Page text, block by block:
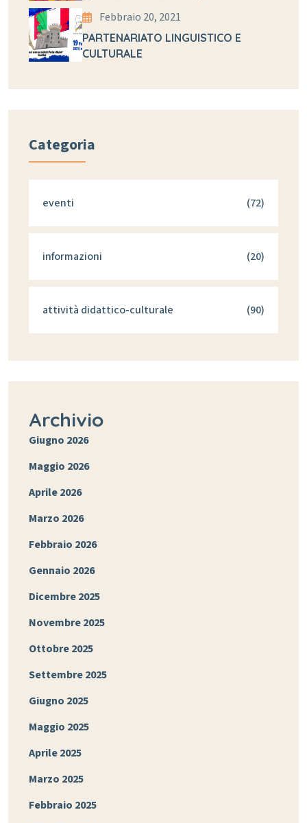
Febbraio 20, 2021
PARTENARIATO LINGUISTICO E
CULTURALE
Categoria
eventi (72)
informazioni (20)
attività didattico-culturale (90)
Archivio
Giugno 2026
Maggio 2026
Aprile 2026
Marzo 2026
Febbraio 2026
Gennaio 2026
Dicembre 2025
Novembre 2025
Ottobre 2025
Settembre 2025
Giugno 2025
Maggio 2025
Aprile 2025
Marzo 2025
Febbraio 2025